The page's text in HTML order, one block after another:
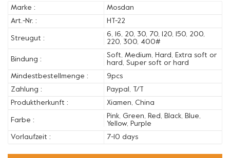
Marke :
Mosdan
Art.-Nr. :
HT-22
Streugut :
6, 16, 20, 30, 70, 120, 150, 200,
220, 300, 400#
Bindung :
Soft, Medium, Hard, Extra soft or
hard, Super soft or hard
Mindestbestellmenge :
9pcs
Zahlung :
Paypal, T/T
Produktherkunft :
Xiamen, China
Farbe :
Pink, Green, Red, Black, Blue,
Yellow, Purple
Vorlaufzeit :
7-10 days